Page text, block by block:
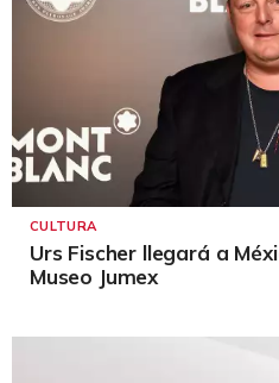
CULTURA
Urs Fischer llegará a
Museo Jumex